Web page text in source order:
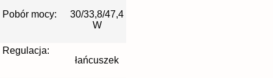
Pobór mocy:
30/33,8/47,4
W
Regulacja:
łańcuszek